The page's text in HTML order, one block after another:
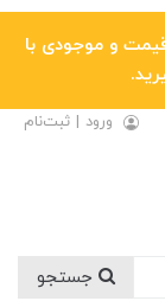
و موجودی با
ورود | ثبت‌نام